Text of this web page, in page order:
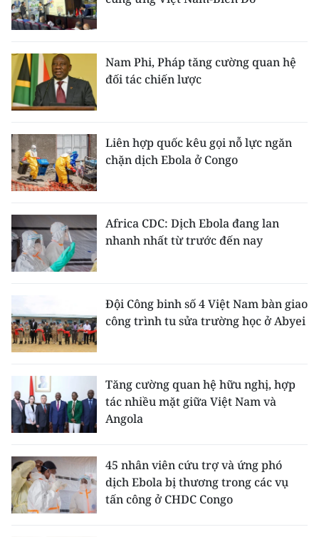
Nam Phi, Pháp tăng cường quan hệ
đối tác chiến lược
Liên hợp quốc kêu gọi nỗ lực ngăn
chặn dịch Ebola ở Congo
Africa CDC: Dịch Ebola đang lan
nhanh nhất từ trước đến nay
Đội Công binh số 4 Việt Nam bàn giao
công trình tu sửa trường học ở Abyei
Tăng cường quan hệ hữu nghị, hợp
tác nhiều mặt giữa Việt Nam và
Angola
45 nhân viên cứu trợ và ứng phó
dịch Ebola bị thương trong các vụ
tấn công ở CHDC Congo